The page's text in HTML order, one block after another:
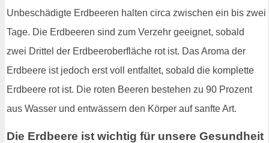
Unbeschädigte Erdbeeren halten circa zwischen ein bis zwei
Tage. Die Erdbeeren sind zum Verzehr geeignet, sobald
zwei Drittel der Erdbeeroberfläche rot ist. Das Aroma der
Erdbeere ist jedoch erst voll entfaltet, sobald die komplette
Erdbeere rot ist. Die roten Beeren bestehen zu 90 Prozent
aus Wasser und entwässern den Körper auf sanfte Art.
Die Erdbeere ist wichtig für unsere Gesundheit